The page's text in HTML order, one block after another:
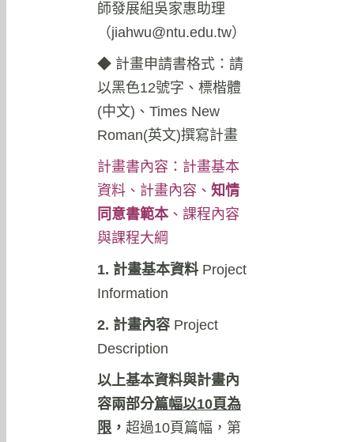
師發展組吳家惠助理
（jiahwu@ntu.edu.tw）
◆ 計畫申請書格式：請
以黑色12號字、標楷體
(中文)、Times New
Roman(英文)撰寫計畫
計畫書內容：計畫基本
資料、計畫內容、 知情
同意書範本 、課程內容
與課程大綱
1. 計畫基本資料 Project
Information
2. 計畫內容 Project
Description
以上基本資料與計畫內
容兩部分篇幅以10頁為
限 ， 超過10頁篇幅，第